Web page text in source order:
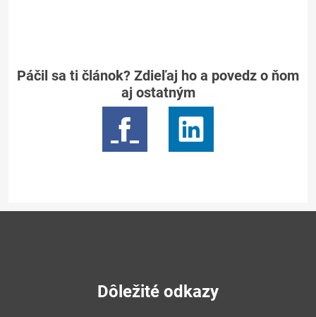
Páčil sa ti článok? Zdieľaj ho a povedz o ňom
aj ostatným
Dôležité odkazy